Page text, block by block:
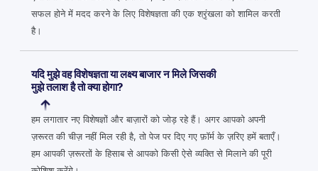
सफल होने में मदद करने के लिए विशेषज्ञता की एक श्रृंखला को शामिल करती
है।
यदि मुझे वह विशेषज्ञता या लक्ष्य बाजार न मिले जिसकी
मुझे तलाश है तो क्या होगा?
हम लगातार नए विशेषज्ञों और बाज़ारों को जोड़ रहे हैं। अगर आपको अपनी
ज़रूरत की चीज़ नहीं मिल रही है, तो पेज पर दिए गए फ़ॉर्म के ज़रिए हमें बताएँ।
हम आपकी ज़रूरतों के हिसाब से आपको किसी ऐसे व्यक्ति से मिलाने की पूरी